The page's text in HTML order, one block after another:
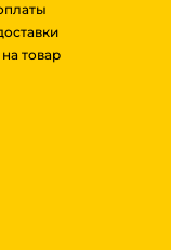
товар